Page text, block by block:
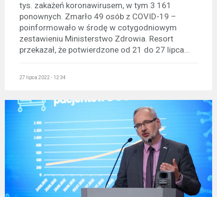
tys. zakażeń koronawirusem, w tym 3 161
ponownych. Zmarło 49 osób z COVID-19 –
poinformowało w środę w cotygodniowym
zestawieniu Ministerstwo Zdrowia. Resort
przekazał, że potwierdzone od 21 do 27 lipca...
27 lipca 2022 - 12:34